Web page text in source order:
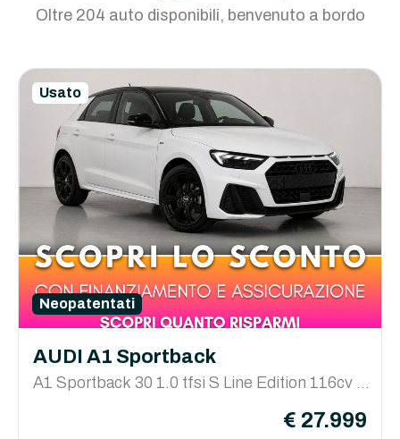
Oltre 204 auto disponibili, benvenuto a bordo
Usato
Neopatentati
AUDI A1 Sportback
A1 Sportback 30 1.0 tfsi S Line Edition 116cv s-
€ 27.999